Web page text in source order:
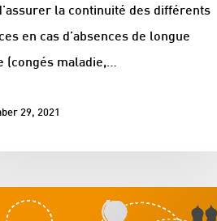
la continuité des différents
en cas d’absences de longue
(congés maladie,…
29, 2021